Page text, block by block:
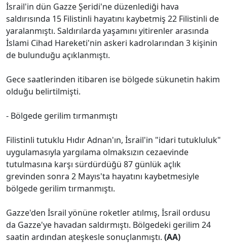
İsrail'in dün Gazze Şeridi'ne düzenlediği hava
saldırısında 15 Filistinli hayatını kaybetmiş 22 Filistinli de
yaralanmıştı. Saldırılarda yaşamını yitirenler arasında
İslami Cihad Hareketi'nin askeri kadrolarından 3 kişinin
de bulunduğu açıklanmıştı.
Gece saatlerinden itibaren ise bölgede sükunetin hakim
olduğu belirtilmişti.
- Bölgede gerilim tırmanmıştı
Filistinli tutuklu Hıdır Adnan'ın, İsrail'in "idari tutukluluk"
uygulamasıyla yargılama olmaksızın cezaevinde
tutulmasına karşı sürdürdüğü 87 günlük açlık
grevinden sonra 2 Mayıs'ta hayatını kaybetmesiyle
bölgede gerilim tırmanmıştı.
Gazze'den İsrail yönüne roketler atılmış, İsrail ordusu
da Gazze'ye havadan saldırmıştı. Bölgedeki gerilim 24
saatin ardından ateşkesle sonuçlanmıştı. (AA)